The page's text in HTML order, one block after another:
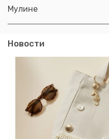
Мулине
Новости